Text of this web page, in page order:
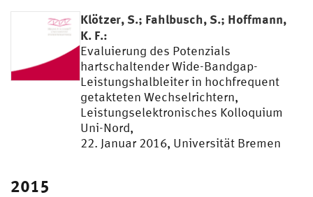
Klötzer, S.; Fahlbusch, S.; Hoffmann,
K. F.:
Evaluierung des Potenzials
hartschaltender Wide-Bandgap-
Leistungshalbleiter in hochfrequent
getakteten Wechselrichtern,
Leistungselektronisches Kolloquium
Uni-Nord,
22. Januar 2016, Universität Bremen
2015